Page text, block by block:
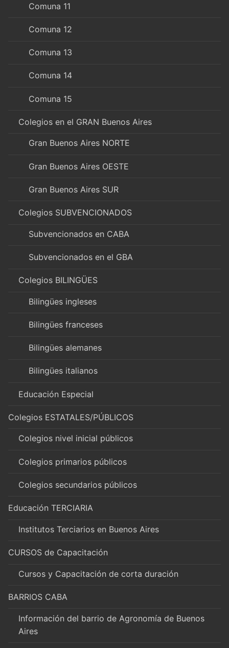
Comuna 11
Comuna 12
Comuna 13
Comuna 14
Comuna 15
Colegios en el GRAN Buenos Aires
Gran Buenos Aires NORTE
Gran Buenos Aires OESTE
Gran Buenos Aires SUR
Colegios SUBVENCIONADOS
Subvencionados en CABA
Subvencionados en el GBA
Colegios BILINGÜES
Bilingües ingleses
Bilingües franceses
Bilingües alemanes
Bilingües italianos
Educación Especial
Colegios ESTATALES/PÚBLICOS
Colegios nivel inicial públicos
Colegios primarios públicos
Colegios secundarios públicos
Educación TERCIARIA
Institutos Terciarios en Buenos Aires
CURSOS de Capacitación
Cursos y Capacitación de corta duración
BARRIOS CABA
Información del barrio de Agronomía de Buenos
Aires